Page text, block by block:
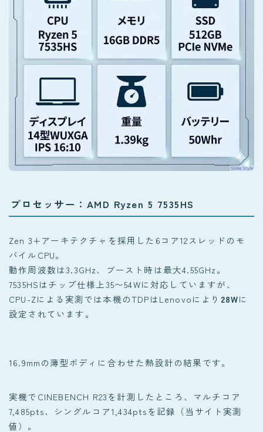
プロセッサー：AMD Ryzen 5 7535HS
Zen 3+アーキテクチャを採用した6コア12スレッドのモ
バイルCPU。
動作周波数は3.3GHz、ブースト時は最大4.55GHz。
7535HSはチップ仕様上35〜54Wに対応していますが、
CPU-Zによる実測では本機のTDPはLenovoにより 28Wに
設定されています。
16.9mmの薄型ボディに合わせた熱設計の結果です。
実機でCINEBENCH R23を計測したところ、マルチコア
7,485pts、シングルコア1,434ptsを記録（当サイト実測
値）。